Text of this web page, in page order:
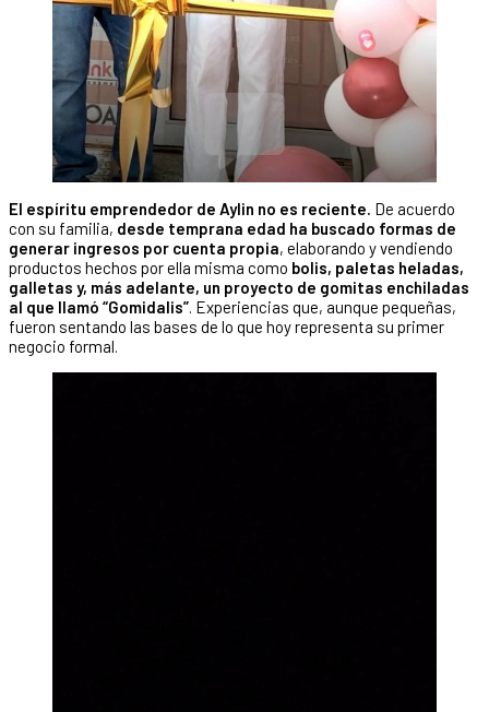
El espíritu emprendedor de Aylin no es reciente. De acuerdo
con su familia, desde temprana edad ha buscado formas de
generar ingresos por cuenta propia, elaborando y vendiendo
productos hechos por ella misma como bolis, paletas heladas,
galletas y, más adelante, un proyecto de gomitas enchiladas
al que llamó “Gomidalis”. Experiencias que, aunque pequeñas,
fueron sentando las bases de lo que hoy representa su primer
negocio formal.